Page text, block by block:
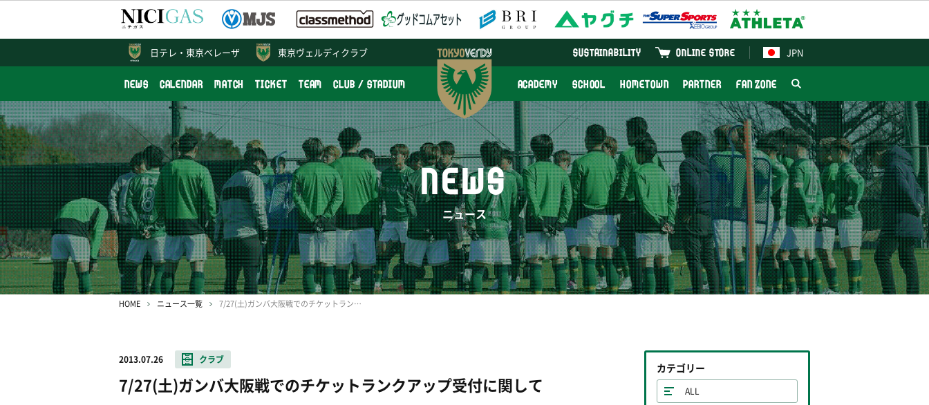
東京ヴェルディクラブ JPN
ONLINE STORE
SUSTAINABILITY
NEWS CALENDAR MATCH TICKET TEAM CLUB / STADIUM ACADEMY SCHOOL HOMETOWN PARTNER FAN ZONE
日テレ・ 東京ベレーザ
NEWS
ニュース
HOME ニュース一覧 7/27(土)ガンバ大阪戦でのチケットランクアップ受付に関して
2013.07.26 クラブ
7/27(土)ガンバ大阪戦でのチケットランクアップ受付に関して
カテゴリー
ALL